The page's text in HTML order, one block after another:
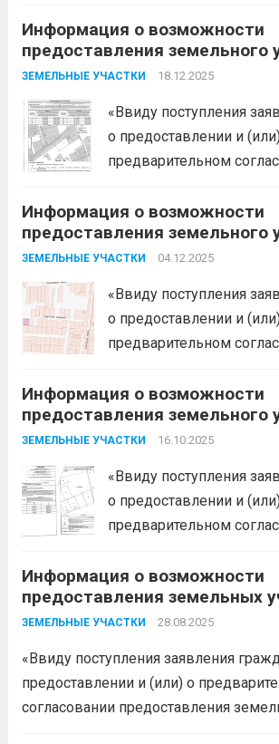
администрация
образования
муниципальный район
ЗК РФ информирует о
предоставления
земельного участка:...
Информация о возможности
предоставления земельного
ЗЕМЕЛЬНЫЕ УЧАСТКИ 18.12.2025
«Ввиду поступления
о предоставлении и
предварительном
администрация
образования
муниципальный район
ЗК РФ информирует о
предоставления
земельного участка:...
Информация о возможности
предоставления земельного
ЗЕМЕЛЬНЫЕ УЧАСТКИ 04.12.2025
«Ввиду поступления
о предоставлении и
предварительном
администрация
образования
муниципальный район
ЗК РФ информирует о
предоставления
земельного участка:...
Информация о возможности
предоставления земельного
ЗЕМЕЛЬНЫЕ УЧАСТКИ 16.10.2025
«Ввиду поступления
о предоставлении и
предварительном
администрация
образования
муниципальный район
ЗК РФ информирует о
предоставления
земельного участка:...
Информация о возможности
предоставления земельных
ЗЕМЕЛЬНЫЕ УЧАСТКИ 28.08.2025
«Ввиду поступления заявления
предоставлении и (или) о
согласовании предоставления